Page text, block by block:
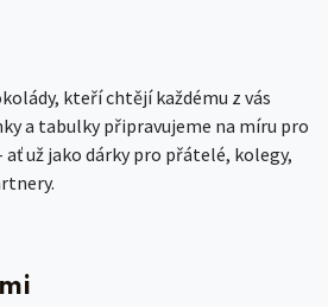
kteří chtějí každému z vás
a tabulky připravujeme na míru pro
už jako dárky pro přátelé, kolegy,